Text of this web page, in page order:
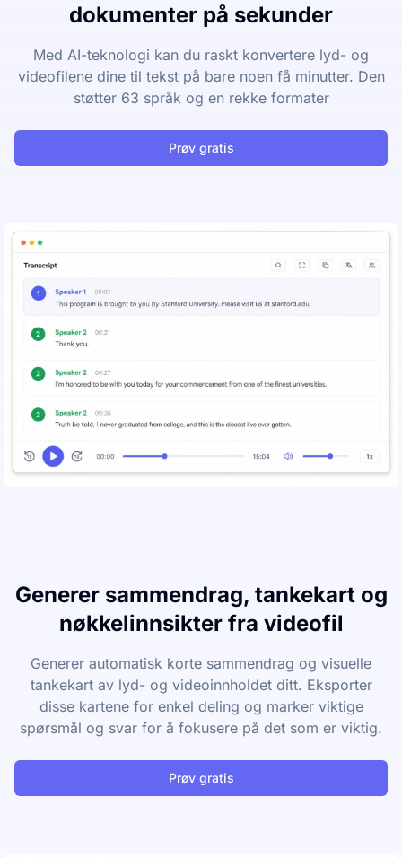
dokumenter på sekunder
Med AI-teknologi kan du raskt konvertere lyd- og
videofilene dine til tekst på bare noen få minutter. Den
støtter 63 språk og en rekke formater
Prøv gratis
Generer sammendrag, tankekart og
nøkkelinnsikter fra videofil
Generer automatisk korte sammendrag og visuelle
tankekart av lyd- og videoinnholdet ditt. Eksporter
disse kartene for enkel deling og marker viktige
spørsmål og svar for å fokusere på det som er viktig.
Prøv gratis